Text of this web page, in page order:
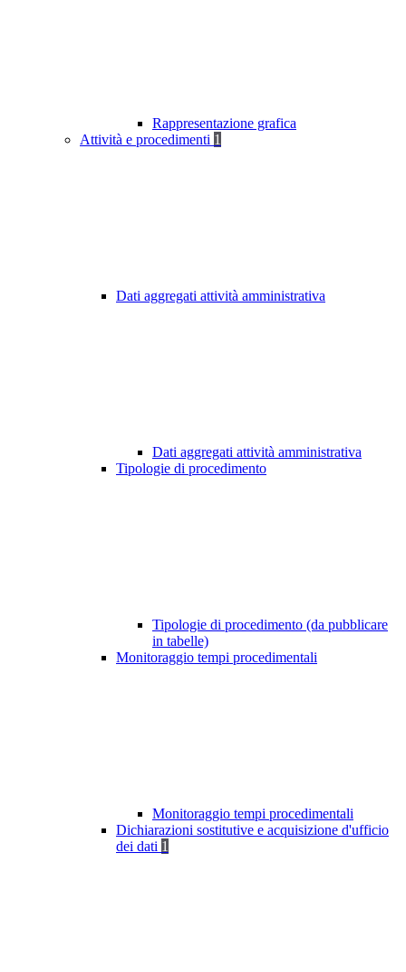
Rappresentazione grafica
Attività e procedimenti 1
Dati aggregati attività amministrativa
Dati aggregati attività amministrativa
Tipologie di procedimento
Tipologie di procedimento (da pubblicare
in tabelle)
Monitoraggio tempi procedimentali
Monitoraggio tempi procedimentali
Dichiarazioni sostitutive e acquisizione d'ufficio
dei dati 1